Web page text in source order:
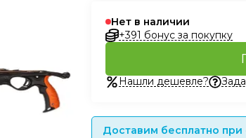
Нет в наличии
+391 бонус за покупку
Нашли дешевле?
Доставим бесплатно при